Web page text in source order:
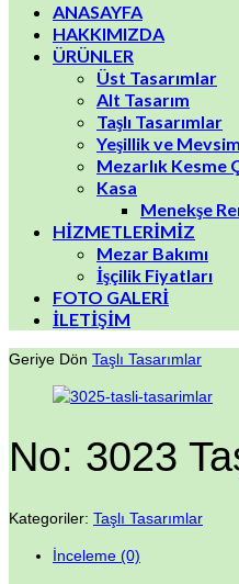
ANASAYFA
HAKKIMIZDA
ÜRÜNLER
Üst Tasarımlar
Alt Tasarım
Taşlı Tasarımlar
Yeşillik ve
Mezarlık Kesme
Kasa
Menekşe
HİZMETLERİMİZ
Mezar Bakımı
İşçilik Fiyatları
FOTO GALERİ
İLETİŞİM
Geriye Dön Taşlı Tasarımlar
No: 3023
Kategoriler: Taşlı Tasarımlar
İnceleme (0)